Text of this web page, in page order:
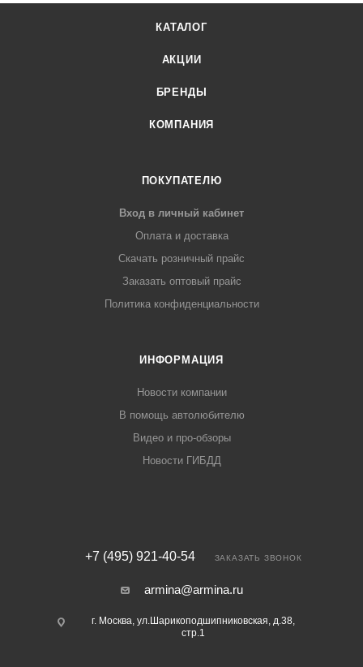
КАТАЛОГ
АКЦИИ
БРЕНДЫ
КОМПАНИЯ
ПОКУПАТЕЛЮ
Вход в личный кабинет
Оплата и доставка
Скачать розничный прайс
Заказать оптовый прайс
Политика конфиденциальности
ИНФОРМАЦИЯ
Новости компании
В помощь автолюбителю
Видео и про-обзоры
Новости ГИБДД
+7 (495) 921-40-54 ЗАКАЗАТЬ ЗВОНОК
armina@armina.ru
г. Москва, ул.Шарикоподшипниковская, д.38,
стр.1